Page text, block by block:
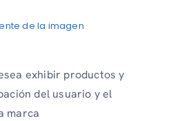
de la imagen
exhibir productos y
del usuario y el
marca